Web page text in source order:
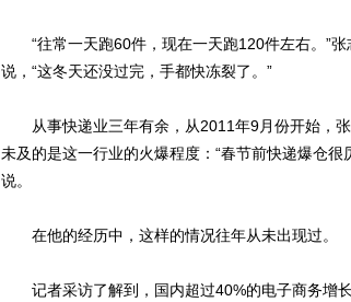
“往常一天跑60件，现在一天跑120件左右。”张
说，“这冬天还没过完，手都快冻裂了。”
从事快递业三年有余，从2011年9月份开始，张
未及的是这一行业的火爆程度：“春节前快递爆仓
说。
在他的经历中，这样的情况往年从未出现过。
记者采访了解到，国内超过40%的电子商务增